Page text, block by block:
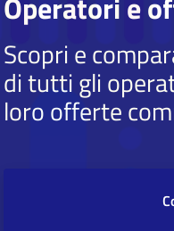
Scopri e
di tutti gli
loro offerte